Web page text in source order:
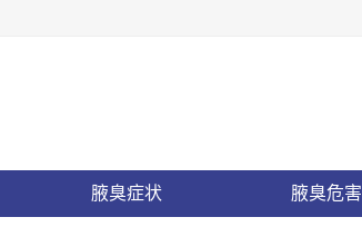
腋臭症状 腋臭危害